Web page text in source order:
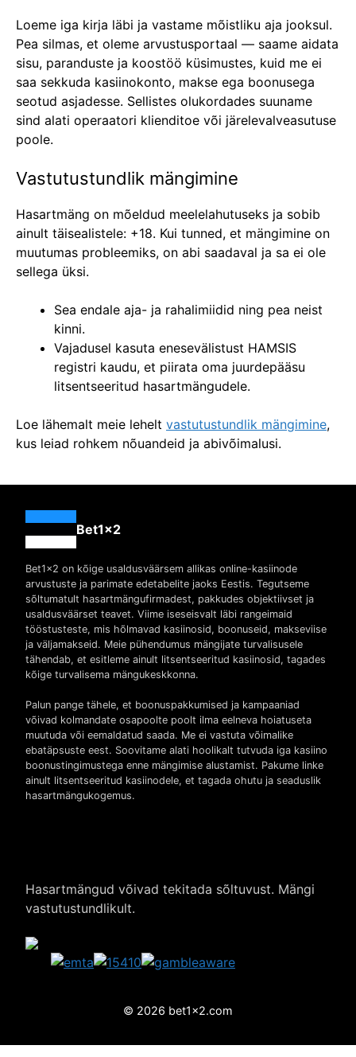
Loeme iga kirja läbi ja vastame mõistliku aja jooksul.
Pea silmas, et oleme arvustusportaal — saame aidata
sisu, paranduste ja koostöö küsimustes, kuid me ei
saa sekkuda kasiinokonto, makse ega boonusega
seotud asjadesse. Sellistes olukordades suuname
sind alati operaatori klienditoe või järelevalveasutuse
poole.
Vastutustundlik mängimine
Hasartmäng on mõeldud meelelahutuseks ja sobib
ainult täisealistele: +18. Kui tunned, et mängimine on
muutumas probleemiks, on abi saadaval ja sa ei ole
sellega üksi.
Sea endale aja- ja rahalimiidid ning pea neist
kinni.
Vajadusel kasuta enesevälistust HAMSIS
registri kaudu, et piirata oma juurdepääsu
litsentseeritud hasartmängudele.
Loe lähemalt meie lehelt vastutustundlik mängimine,
kus leiad rohkem nõuandeid ja abivõimalusi.
Bet1x2
Bet1x2 on kõige usaldusväärsem allikas online-kasiinode
arvustuste ja parimate edetabelite jaoks Eestis. Tegutseme
sõltumatult hasartmängufirmadest, pakkudes objektiivset ja
usaldusväärset teavet. Viime iseseisvalt läbi rangeimaid
tööstusteste, mis hõlmavad kasiinosid, boonuseid, makseviise
ja väljamakseid. Meie pühendumus mängijate turvalisusele
tähendab, et esitleme ainult litsentseeritud kasiinosid, tagades
kõige turvalisema mängukeskkonna.
Palun pange tähele, et boonuspakkumised ja kampaaniad
võivad kolmandate osapoolte poolt ilma eelneva hoiatuseta
muutuda või eemaldatud saada. Me ei vastuta võimalike
ebatäpsuste eest. Soovitame alati hoolikalt tutvuda iga kasiino
boonustingimustega enne mängimise alustamist. Pakume linke
ainult litsentseeritud kasiinodele, et tagada ohutu ja seaduslik
hasartmängukogemus.
Hasartmängud võivad tekitada sõltuvust. Mängi
vastutustundlikult.
© 2026 bet1x2.com